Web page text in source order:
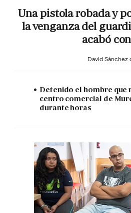
Una pistola robada y
la venganza del
acabó
David Sánchez
Detenido el hombre que
centro comercial de
durante horas